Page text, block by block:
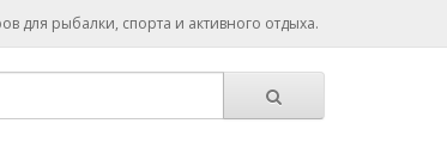
для рыбалки, спорта и активного отдыха.